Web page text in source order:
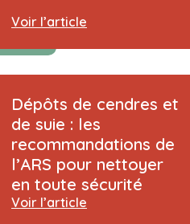
Voir l’article
Dépôts de cendres et
de suie : les
recommandations de
l’ARS pour nettoyer
en toute sécurité
Voir l’article